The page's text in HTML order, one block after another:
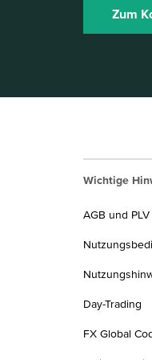
Zum
Wichtige
AGB und PLV
Day-Trading
FX Global